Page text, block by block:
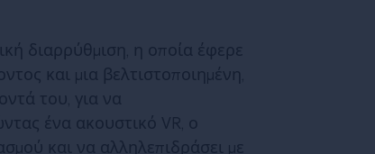
διαρρύθμιση, η οποία έφερε
και μια βελτιστοποιημένη,
του, για να
ένα ακουστικό VR, ο
και να αλληλεπιδράσει με